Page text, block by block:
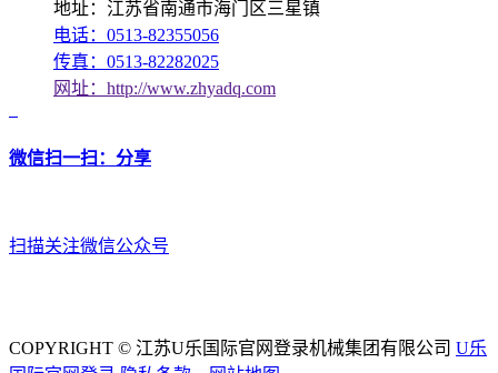
地址：江苏省南通市海门区三星镇
电话：0513-82355056
传真：0513-82282025
网址：http://www.zhyadq.com
微信扫一扫：分享
扫描关注微信公众号
COPYRIGHT © 江苏U乐国际官网登录机械集团有限公司 U乐